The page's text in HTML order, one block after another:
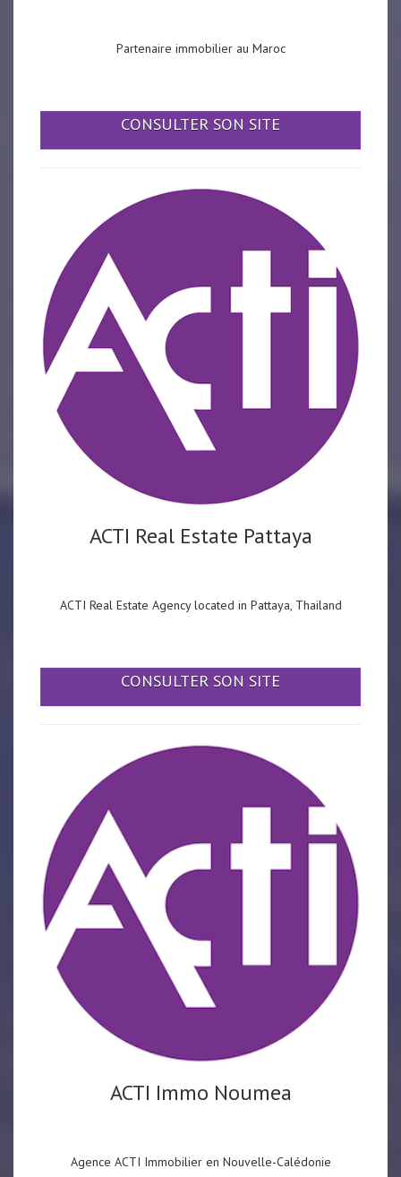
Partenaire immobilier au Maroc
CONSULTER SON SITE
ACTI Real Estate Pattaya
ACTI Real Estate Agency located in Pattaya, Thailand
CONSULTER SON SITE
ACTI Immo Noumea
Agence ACTI Immobilier en Nouvelle-Calédonie